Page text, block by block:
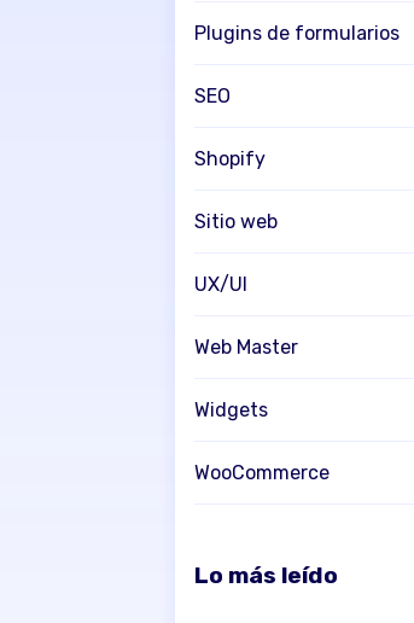
Plugins de formularios
SEO
Shopify
Sitio web
UX/UI
Web Master
Widgets
WooCommerce
Lo más leído